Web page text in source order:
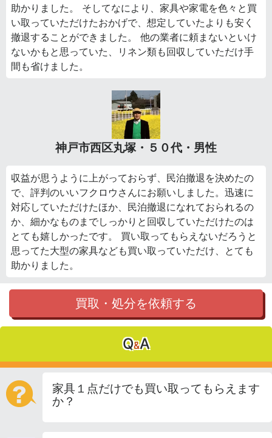
助かりました。 そしてなにより、家具や家電を色々と買
い取っていただけたおかげで、想定していたよりも安く
撤退することができました。 他の業者に頼まないといけ
ないかもと思っていた、リネン類も回収していただけ手
間も省けました。
神戸市西区丸塚・５０代・男性
収益が思うように上がっておらず、民泊撤退を決めたの
で、評判のいいフクロウさんにお願いしました。迅速に
対応していただけたほか、民泊撤退になれておられるの
か、細かなものまでしっかりと回収していただけたのは
とても嬉しかったです。 買い取ってもらえないだろうと
思ってた大型の家具なども買い取っていただけ、とても
助かりました。
買取・処分を依頼する
Q&A
家具１点だけでも買い取ってもらえます
か？